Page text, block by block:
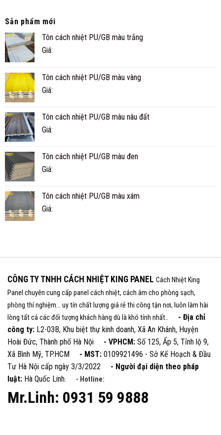
BAO
CÁCH
HƠN
Sản phẩm mới
Tôn cách nhiệt PU/GB màu trắng
Giá:
Tôn cách nhiệt PU/GB màu vàng
Giá:
Tôn cách nhiệt PU/GB màu nâu đất
Giá:
Tôn cách nhiệt PU/GB màu đen
Giá:
Tôn cách nhiệt PU/GB màu xám
Giá:
CÔNG TY TNHH CÁCH NHIỆT KING PANEL Cách Nhiệt King
Panel chuyên cung cấp panel cách nhiệt, cách âm cho phòng sạch,
phòng thí nghiệm... uy tín chất lượng giá rẻ thi công tận nơi, luôn làm hài
lòng tất cả các đối tượng khách hàng dù là khó tính nhất..
- Địa chỉ
công ty: L2-03B, Khu biệt thự kinh doanh, Xã An Khánh, Huyện
Hoài Đức, Thành phố Hà Nội - VPHCM: Số 125, Ấp 5, Tỉnh lộ 9,
Xã Bình Mỹ, TP.HCM - MST: 0109921496 - Sở Kế Hoạch & Đầu
Tư Hà Nội cấp ngày 3/3/2022 - Người đại diện theo pháp
luật: Hà Quốc Linh. - Hotline:
Mr.Linh: 0931 59 9888